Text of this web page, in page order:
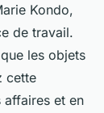
Kondo,
de travail.
les objets
cette
et en